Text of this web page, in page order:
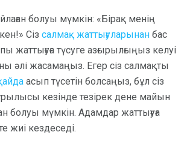
болуы мүмкін: «Бірақ менің
Сіз салмақ жаттығуларынан бас
жаттығуға түсуге азғырылғыңыз келуі
әлі жасамаңыз. Егер сіз салмақты
асып түсетін болсаңыз, бұл сіз
кезінде тезірек дене майын
болуы мүмкін. Адамдар жаттығуға
жиі кездеседі.